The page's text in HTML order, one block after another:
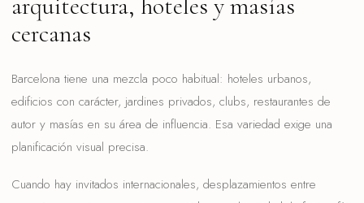
cercanas
Barcelona tiene una mezcla poco habitual: hoteles urbanos,
edificios con carácter, jardines privados, clubs, restaurantes de
autor y masías en su área de influencia. Esa variedad exige una
planificación visual precisa.
Cuando hay invitados internacionales, desplazamientos entre